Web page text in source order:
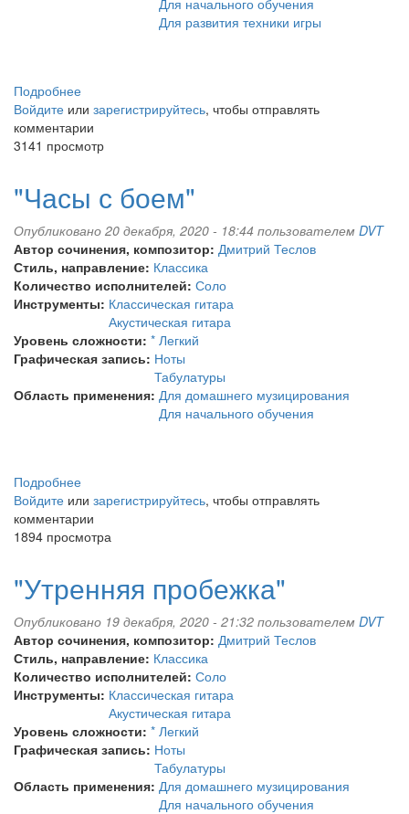
Для начального обучения
Для развития техники игры
Подробнее
"Этюд
-
Медитация"
Войдите или зарегистрируйтесь, чтобы отправлять
комментарии
3141 просмотр
"Часы с боем"
Опубликовано 20 декабря, 2020 - 18:44 пользователем DVT
Автор сочинения, композитор: Дмитрий Теслов
Стиль, направление: Классика
Количество исполнителей: Соло
Инструменты: Классическая гитара
Акустическая гитара
Уровень сложности: * Легкий
Графическая запись: Ноты
Табулатуры
Область применения: Для домашнего музицирования
Для начального обучения
Подробнее
"Часы
с
боем"
Войдите или зарегистрируйтесь, чтобы отправлять
комментарии
1894 просмотра
"Утренняя пробежка"
Опубликовано 19 декабря, 2020 - 21:32 пользователем DVT
Автор сочинения, композитор: Дмитрий Теслов
Стиль, направление: Классика
Количество исполнителей: Соло
Инструменты: Классическая гитара
Акустическая гитара
Уровень сложности: * Легкий
Графическая запись: Ноты
Табулатуры
Область применения: Для домашнего музицирования
Для начального обучения